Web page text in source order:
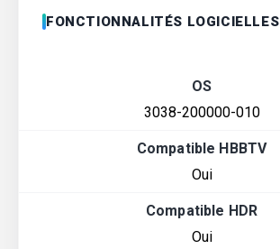
FONCTIONNALITÉS LOGICIELLES
OS
3038-200000-010
Compatible HBBTV
Oui
Compatible HDR
Oui